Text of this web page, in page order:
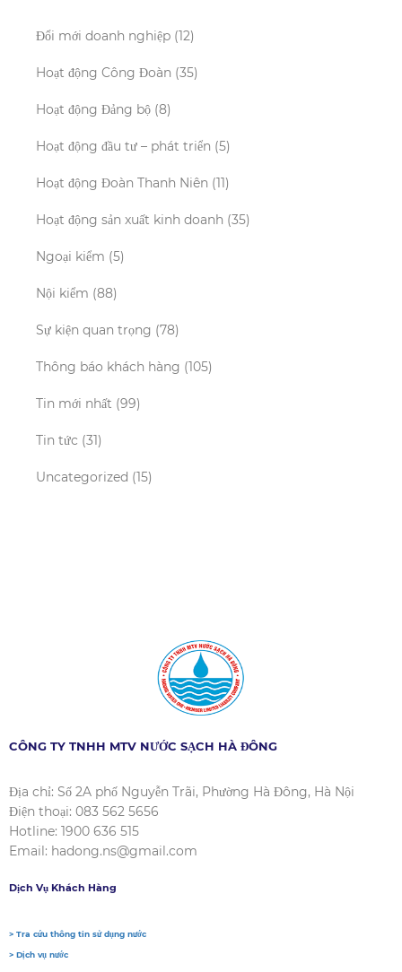
Đổi mới doanh nghiệp (12)
Hoạt động Công Đoàn (35)
Hoạt động Đảng bộ (8)
Hoạt động đầu tư – phát triển (5)
Hoạt động Đoàn Thanh Niên (11)
Hoạt động sản xuất kinh doanh (35)
Ngoại kiểm (5)
Nội kiểm (88)
Sự kiện quan trọng (78)
Thông báo khách hàng (105)
Tin mới nhất (99)
Tin tức (31)
Uncategorized (15)
CÔNG TY TNHH MTV NƯỚC SẠCH HÀ ĐÔNG
Địa chỉ: Số 2A phố Nguyễn Trãi, Phường Hà Đông, Hà Nội
Điện thoại: 083 562 5656
Hotline: 1900 636 515
Email: hadong.ns@gmail.com
Dịch Vụ Khách Hàng
> Tra cứu thông tin sử dụng nước
> Dịch vụ nước